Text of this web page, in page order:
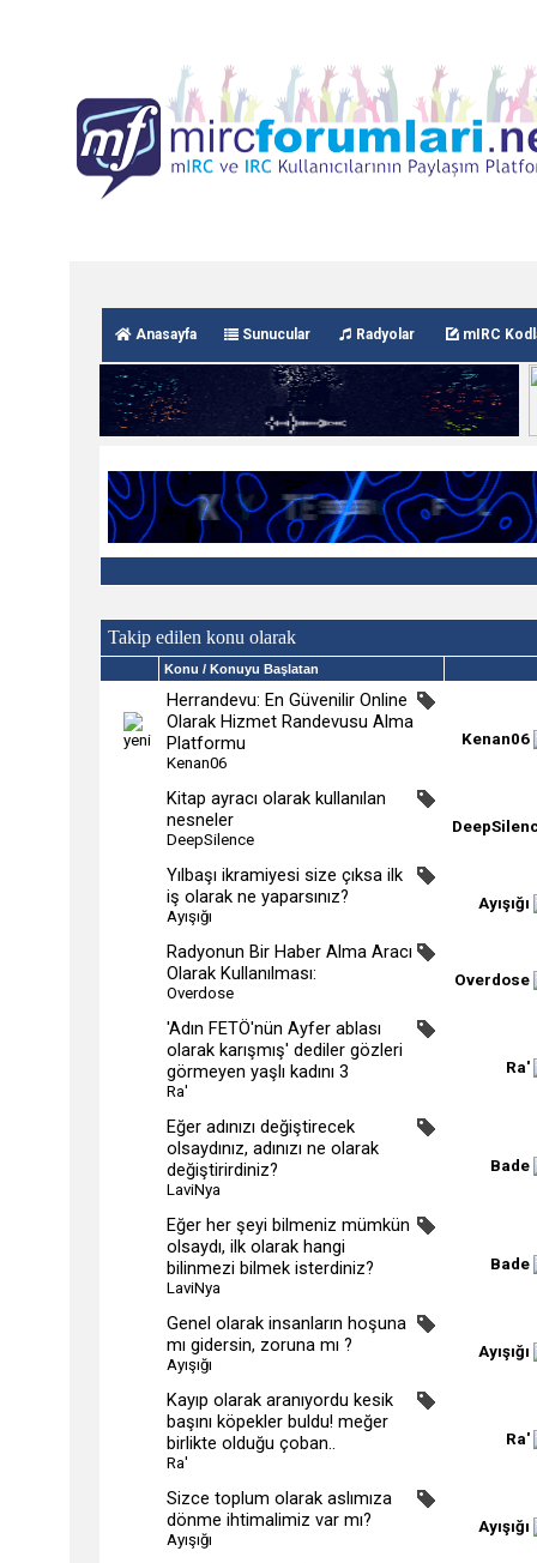
Anasayfa Sunucular Radyolar mIRC
Takip edilen konu olarak
Konu / Konuyu Başlatan
Herrandevu: En Güvenilir Online
Olarak Hizmet Randevusu Alma
Platformu
Kenan06
Kenan06
Kitap ayracı olarak kullanılan
nesneler
DeepSilence
Yılbaşı ikramiyesi size çıksa ilk
iş olarak ne yaparsınız?
Ayışığı
Ayışığı
Radyonun Bir Haber Alma Aracı
Olarak Kullanılması:
Overdose
Overdose
'Adın FETÖ'nün Ayfer ablası
olarak karışmış' dediler gözleri
görmeyen yaşlı kadını 3
Ra'
Ra'
Eğer adınızı değiştirecek
olsaydınız, adınızı ne olarak
değiştirirdiniz?
LaviNya
Bade
Eğer her şeyi bilmeniz mümkün
olsaydı, ilk olarak hangi
bilinmezi bilmek isterdiniz?
LaviNya
Bade
Genel olarak insanların hoşuna
mı gidersin, zoruna mı ?
Ayışığı
Ayışığı
Kayıp olarak aranıyordu kesik
başını köpekler buldu! meğer
birlikte olduğu çoban..
Ra'
Ra'
Sizce toplum olarak aslımıza
dönme ihtimalimiz var mı?
Ayışığı
Ayışığı